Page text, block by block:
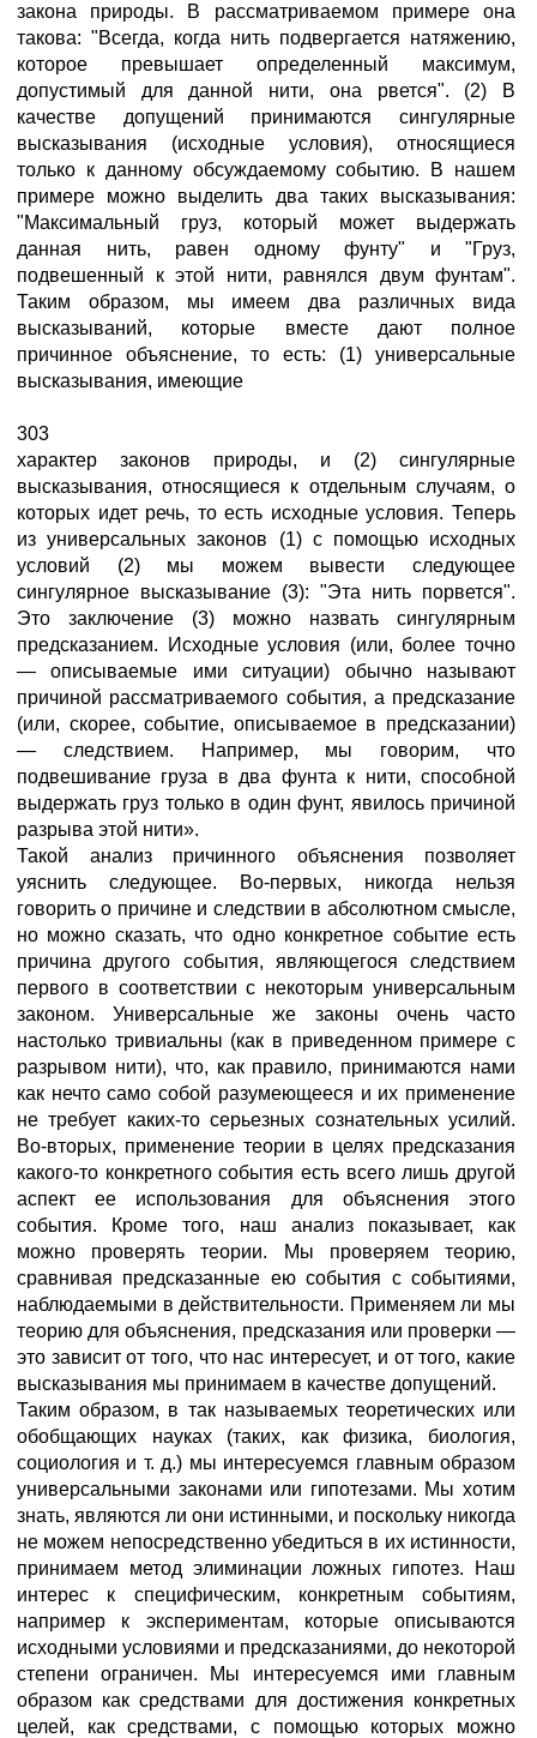
закона природы. В рассматриваемом примере она
такова: "Всегда, когда нить подвергается натяжению,
которое превышает определенный максимум,
допустимый для данной нити, она рвется". (2) В
качестве допущений принимаются сингулярные
высказывания (исходные условия), относящиеся
только к данному обсуждаемому событию. В нашем
примере можно выделить два таких высказывания:
"Максимальный груз, который может выдержать
данная нить, равен одному фунту" и "Груз,
подвешенный к этой нити, равнялся двум фунтам".
Таким образом, мы имеем два различных вида
высказываний, которые вместе дают полное
причинное объяснение, то есть: (1) универсальные
высказывания, имеющие
303
характер законов природы, и (2) сингулярные
высказывания, относящиеся к отдельным случаям, о
которых идет речь, то есть исходные условия. Теперь
из универсальных законов (1) с помощью исходных
условий (2) мы можем вывести следующее
сингулярное высказывание (3): "Эта нить порвется".
Это заключение (3) можно назвать сингулярным
предсказанием. Исходные условия (или, более точно
— описываемые ими ситуации) обычно называют
причиной рассматриваемого события, а предсказание
(или, скорее, событие, описываемое в предсказании)
— следствием. Например, мы говорим, что
подвешивание груза в два фунта к нити, способной
выдержать груз только в один фунт, явилось причиной
разрыва этой нити».
Такой анализ причинного объяснения позволяет
уяснить следующее. Во-первых, никогда нельзя
говорить о причине и следствии в абсолютном смысле,
но можно сказать, что одно конкретное событие есть
причина другого события, являющегося следствием
первого в соответствии с некоторым универсальным
законом. Универсальные же законы очень часто
настолько тривиальны (как в приведенном примере с
разрывом нити), что, как правило, принимаются нами
как нечто само собой разумеющееся и их применение
не требует каких-то серьезных сознательных усилий.
Во-вторых, применение теории в целях предсказания
какого-то конкретного события есть всего лишь другой
аспект ее использования для объяснения этого
события. Кроме того, наш анализ показывает, как
можно проверять теории. Мы проверяем теорию,
сравнивая предсказанные ею события с событиями,
наблюдаемыми в действительности. Применяем ли мы
теорию для объяснения, предсказания или проверки —
это зависит от того, что нас интересует, и от того, какие
высказывания мы принимаем в качестве допущений.
Таким образом, в так называемых теоретических или
обобщающих науках (таких, как физика, биология,
социология и т. д.) мы интересуемся главным образом
универсальными законами или гипотезами. Мы хотим
знать, являются ли они истинными, и поскольку никогда
не можем непосредственно убедиться в их истинности,
принимаем метод элиминации ложных гипотез. Наш
интерес к специфическим, конкретным событиям,
например к экспериментам, которые описываются
исходными условиями и предсказаниями, до некоторой
степени ограничен. Мы интересуемся ими главным
образом как средствами для достижения конкретных
целей, как средствами, с помощью которых можно